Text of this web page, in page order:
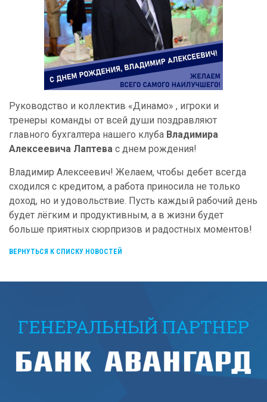
Руководство и коллектив «Динамо» , игроки и
тренеры команды от всей души поздравляют
главного бухгалтера нашего клуба Владимира
Алексеевича Лаптева с днем рождения!
Владимир Алексеевич! Желаем, чтобы дебет всегда
сходился с кредитом, а работа приносила не только
доход, но и удовольствие. Пусть каждый рабочий день
будет лёгким и продуктивным, а в жизни будет
больше приятных сюрпризов и радостных моментов!
ВЕРНУТЬСЯ К СПИСКУ НОВОСТЕЙ
ГЕНЕРАЛЬНЫЙ ПАРТНЕР